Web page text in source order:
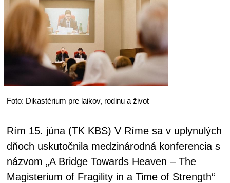
Foto: Dikastérium pre laikov, rodinu a život
Rím 15. júna (TK KBS) V Ríme sa v uplynulých
dňoch uskutočnila medzinárodná konferencia s
názvom „A Bridge Towards Heaven – The
Magisterium of Fragility in a Time of Strength“